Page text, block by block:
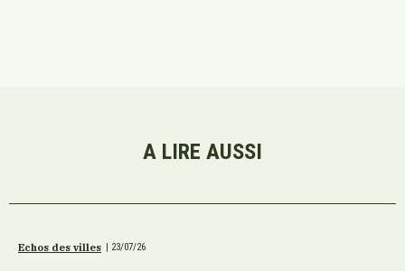
A LIRE AUSSI
Echos des villes | 23/07/26